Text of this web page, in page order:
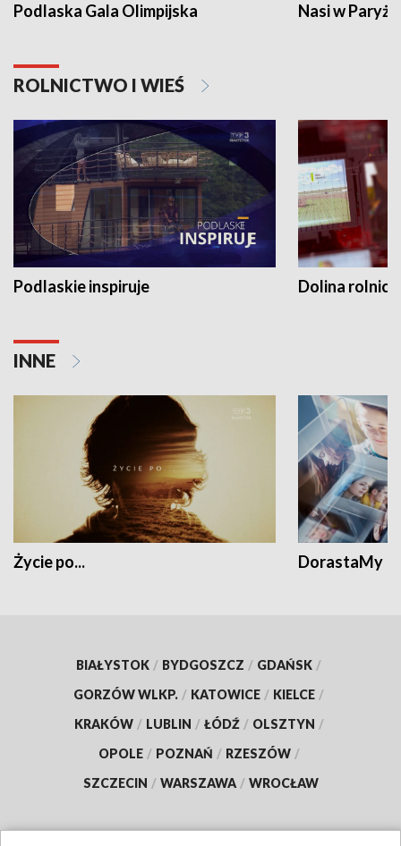
Podlaska Gala Olimpijska Nasi w Paryżu
ROLNICTWO I WIEŚ
Podlaskie inspiruje Dolina
INNE
Życie po... DorastaMy
BIAŁYSTOK / BYDGOSZCZ / GDAŃSK /
GORZÓW WLKP. / KATOWICE / KIELCE /
KRAKÓW / LUBLIN / ŁÓDŹ / OLSZTYN /
OPOLE / POZNAŃ / RZESZÓW /
SZCZECIN / WARSZAWA / WROCŁAW